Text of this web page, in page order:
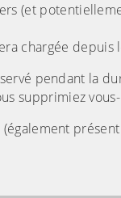
(et
chargée depuis
pendant la
supprimiez